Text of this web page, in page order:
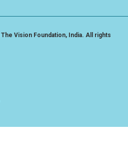
Vision Foundation, India. All rights